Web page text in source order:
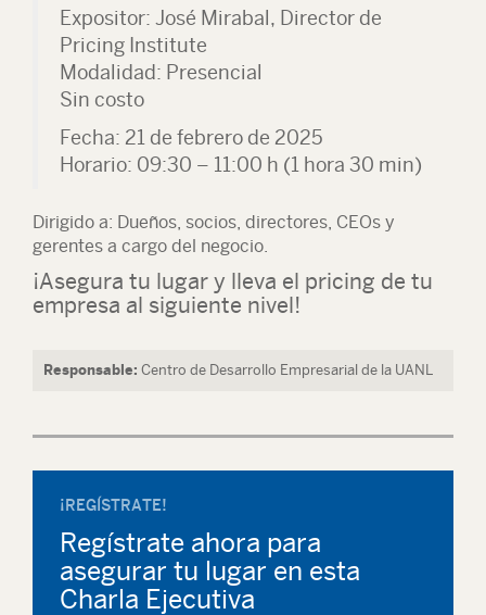
Expositor: José Mirabal, Director de
Pricing Institute
Modalidad: Presencial
Sin costo
Fecha: 21 de febrero de 2025
Horario: 09:30 – 11:00 h (1 hora 30 min)
Dirigido a: Dueños, socios, directores, CEOs y
gerentes a cargo del negocio.
¡Asegura tu lugar y lleva el pricing de tu
empresa al siguiente nivel!
Responsable: Centro de Desarrollo Empresarial de la UANL
¡REGÍSTRATE!
Regístrate ahora para
asegurar tu lugar en esta
Charla Ejecutiva